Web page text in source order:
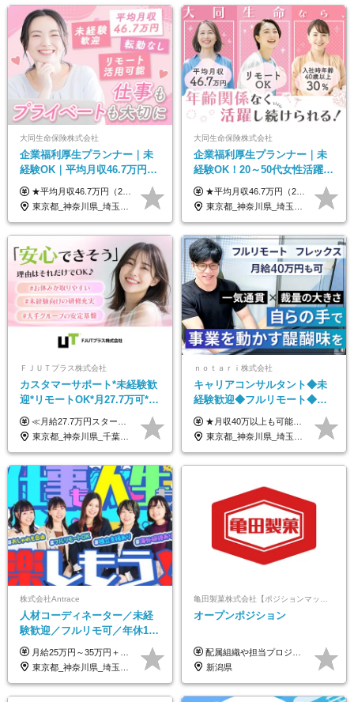
大同生命保険株式会社
企業福利厚生プランナー｜未
経験OK｜平均月収46.7万円｜
リモートOK｜残業ほぼなし｜
転勤なし｜女性活躍中
★平均月収46.7万円（2024年度実績） ★安心の固定給＋賞与年2回＋インセンティブ！手当も充実 月給21万円～23万円＋諸手当＋インセンティブ＋賞与年2回 ※給与は年間平均の税込定例給与です。賞与は含みません。 ※約3週間の研修期間中は日当8000円を支給いたします。 ※試用期間6ヵ月あり（期間中の条件変更なし） ◆東京・神奈川・千葉・埼玉・愛知（一部）・京都・大阪・兵庫（一部）：月給23万円以上 ◆静岡（一部）・三重・岐阜：月給22万円以上 ◆上記以外の地域：月給21万円以上
東京都_神奈川県_埼玉県_千葉県_大阪府_愛知県_北海道_青森県_岩手県_宮城県_秋田県_山形県_福島県_茨城県_栃木県_群馬県_新潟県_山梨県_長野県_富山県_石川県_福井県_静岡県_岐阜県_三重県_兵庫県_京都府_滋賀県_奈良県_和歌山県_広島県_岡山県_鳥取県_島根県_山口県_徳島県_香川県_愛媛県_高知県_福岡県_熊本県_佐賀県_長崎県_大分県_宮崎県_鹿児島県_沖縄県
大同生命保険株式会社
企業福利厚生プランナー｜未
経験OK！20～50代女性活躍｜
リモートOK｜平均月収46.7万
｜子育て＆介護支援◎
★平均月収46.7万円（2024年度実績） ★安心の固定給＋賞与年2回＋インセンティブ！手当も充実 月給21万円～23万円＋諸手当＋インセンティブ＋賞与年2回 ※給与は年間平均の税込定例給与です。賞与は含みません。 ※約3週間の研修期間中は日当8000円を支給いたします。 ※試用期間6ヵ月あり（期間中の条件変更なし） ◆東京・神奈川・千葉・埼玉・愛知（一部）・京都・大阪・兵庫（一部）：月給23万円以上 ◆静岡（一部）・三重・岐阜：月給22万円以上 ◆上記以外の地域：月給21万円以上
東京都_神奈川県_埼玉県_千葉県_大阪府_愛知県_北海道_青森県_岩手県_宮城県_秋田県_山形県_福島県_茨城県_栃木県_群馬県_新潟県_山梨県_長野県_富山県_石川県_福井県_静岡県_岐阜県_三重県_兵庫県_京都府_滋賀県_奈良県_和歌山県_広島県_岡山県_鳥取県_島根県_山口県_徳島県_香川県_愛媛県_高知県_福岡県_熊本県_佐賀県_長崎県_大分県_宮崎県_鹿児島県_沖縄県
ＦＪＵＴプラス株式会社
カスタマーサポート*未経験歓
迎*リモートOK*月27.7万可*賞
与年2回*転勤なし*連休
OK/ZE010232
≪月給27.7万円スタートも可／賞与年2回≫ ■月給21万円～27.7万円＋各種手当＋賞与年2回 ※給与は勤務地に応じて変更します ※年齢や経験・スキルなどを考慮して決定します ※時間外手当は全額支給 ※上記は初年度の月給となります ※試用期間3ヶ月（その他待遇に差異はありません） 【固定残業代について】 なし（残業代は、実際の労働時間に応じて別途全額支給）
東京都_神奈川県_千葉県_大阪府_愛知県_北海道_長野県_石川県_広島県_福岡県
ｎｏｔａｒｉ株式会社
キャリアコンサルタント◆未
経験歓迎◆フルリモート◆フ
レックス制◆10時出勤・16時
退勤も可◆残業月10時間以内
★月収40万以上も可能！ ★能力・スキル・経験を考慮した年収額を設定します ■月給20万円～40万円＋決算賞与 ※経験・スキルを考慮のうえ決定します ※給与にはみなし残業代40時間分を含む。そのほか詳細に関しては別途面接時にご説明します ※試用期間3ヵ月あり。期間中の雇用形態・条件などに差異はありません
東京都_神奈川県_埼玉県_千葉県_大阪府_愛知県_北海道_青森県_岩手県_宮城県_秋田県_山形県_福島県_茨城県_栃木県_群馬県_新潟県_山梨県_長野県_富山県_石川県_福井県_静岡県_岐阜県_三重県_兵庫県_京都府_滋賀県_奈良県_和歌山県_広島県_岡山県_鳥取県_島根県_山口県_徳島県_香川県_愛媛県_高知県_福岡県_熊本県_佐賀県_長崎県_大分県_宮崎県_鹿児島県_沖縄県
株式会社Antrace
人材コーディネーター／未経
験歓迎／フルリモ可／年休127
日／おしゃれ自由／海外研修
年10回／美容・サウナ割あり
月給25万円～35万円＋インセンティブ 未経験者：月給25万円～＋インセンティブ 経験者：月給35万円～＋インセンティブ （※経験者は営業経験5年以上の方を想定） ※経験・スキルなどを考慮のうえ、決定します ※時間外手当は別途全額支給します
東京都_神奈川県_埼玉県_千葉県_大阪府_愛知県_北海道_青森県_岩手県_宮城県_秋田県_山形県_福島県_茨城県_栃木県_群馬県_新潟県_山梨県_長野県_富山県_石川県_福井県_静岡県_岐阜県_三重県_兵庫県_京都府_滋賀県_奈良県_和歌山県_広島県_岡山県_鳥取県_島根県_山口県_徳島県_香川県_愛媛県_高知県_福岡県_熊本県_佐賀県_長崎県_大分県_宮崎県_鹿児島県_沖縄県
オープンポジション
配属組織や担当プロジェクトにより異なります。 想定年収：400万円～1000万円 ※ご経験やスキルに応じて決定します。 ※上記想定年収はあくまでも目安の金額であり、 選考を通じて上下する可能性があります。
新潟県